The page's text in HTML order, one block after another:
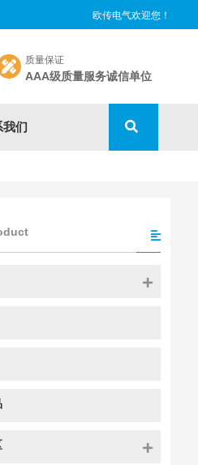
欧传电气欢迎您！
质量保证
AAA级质量服务诚信单位
我们